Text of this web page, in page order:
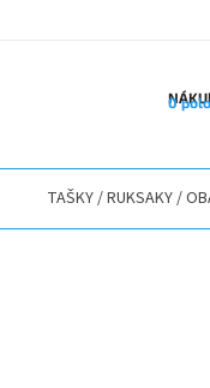
PODMIENKY OCHRANY
0
TAŠKY / RUKSAKY /